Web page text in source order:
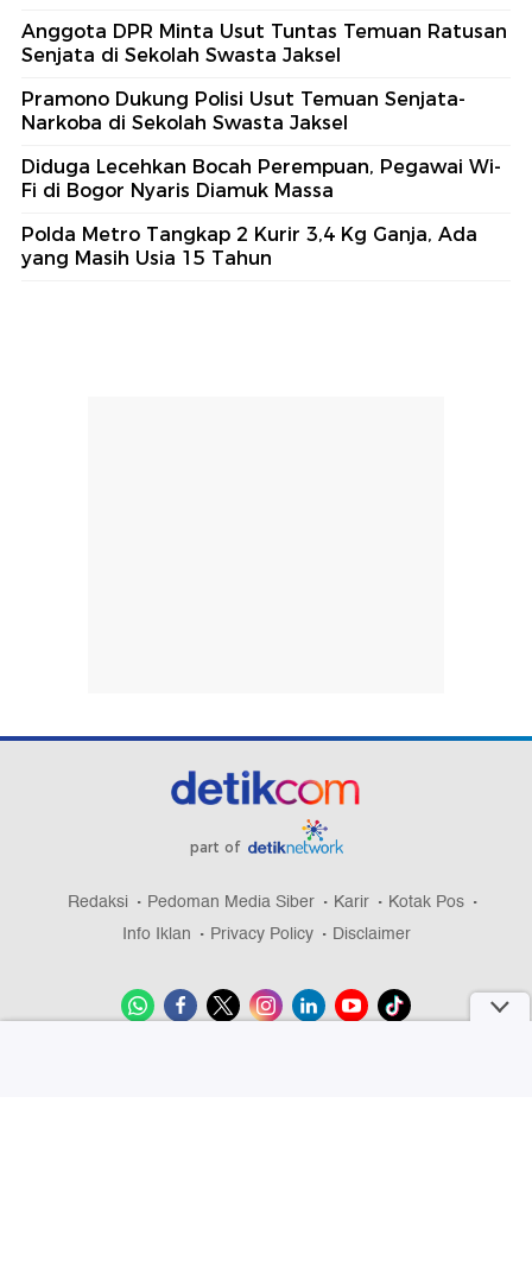
Anggota DPR Minta Usut Tuntas Temuan Ratusan
Senjata di Sekolah Swasta Jaksel
Pramono Dukung Polisi Usut Temuan Senjata-
Narkoba di Sekolah Swasta Jaksel
Diduga Lecehkan Bocah Perempuan, Pegawai Wi-
Fi di Bogor Nyaris Diamuk Massa
Polda Metro Tangkap 2 Kurir 3,4 Kg Ganja, Ada
yang Masih Usia 15 Tahun
part of
Redaksi Pedoman Media Siber Karir
Kotak Pos
Info Iklan
Privacy Policy Disclaimer